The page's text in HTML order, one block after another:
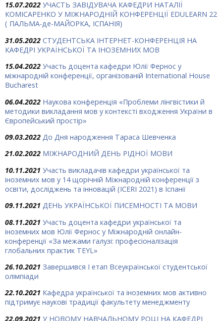
15.07.2022 УЧАСТЬ ЗАВІДУВАЧА КАФЕДРИ НАТАЛІЇ
КОМІСАРЕНКО У МІЖНАРОДНІЙ КОНФЕРЕНЦІЇ EDULEARN 22
( ПАЛЬМА-де-МАЙОРКА, ІСПАНІЯ)
31.05.2022 СТУДЕНТСЬКА ІНТЕРНЕТ-КОНФЕРЕНЦІЯ НА
КАФЕДРІ УКРАЇНСЬКОЇ ТА ІНОЗЕМНИХ МОВ
15.04.2022 Участь доцента кафедри Юлії Фернос у
міжнародній конференції, організованій International House
Bucharest
06.04.2022 Наукова конференція «Проблеми лінгвістики й
методики викладання мов у контексті входження України в
Європейський простір»
09.03.2022 До Дня народження Тараса Шевченка
21.02.2022 МІЖНАРОДНИЙ ДЕНЬ РІДНОЇ МОВИ
10.11.2021 Участь викладачів кафедри української та
іноземних мов у 14 щорічній Міжнародній конференції з
освіти, досліджень та інновацій (ICERI 2021) в Іспанії
09.11.2021 ДЕНЬ УКРАЇНСЬКОЇ ПИСЕМНОСТІ ТА МОВИ
08.11.2021 Участь доцента кафедри української та
іноземних мов Юлії Фернос у Міжнародній онлайн-
конференції «За межами галузі: професіоналізація
глобальних практик TEYL»
26.10.2021 Завершився І етап Всеукраїнської студентської
олімпіади
22.10.2021 Кафедра української та іноземних мов активно
підтримує наукові традиції факультету менеджменту
22.09.2021 У НОВОМУ НАВЧАЛЬНОМУ РОЦІ НА КАФЕДРІ